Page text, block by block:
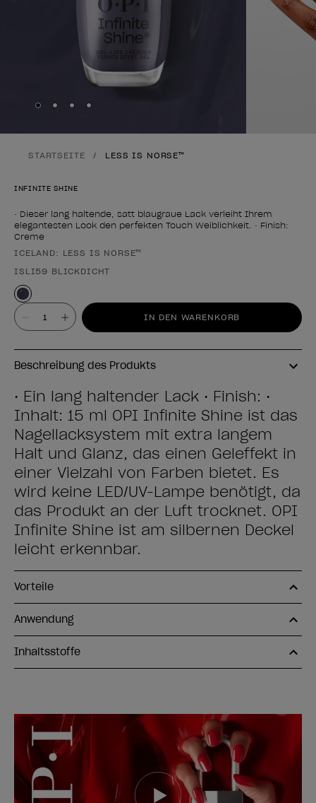
Skip to slide
Skip to slide
Skip to slide
Skip to slide
STARTSEITE LESS IS NORSE™
INFINITE SHINE
• Dieser lang haltende, satt blaugraue Lack verleiht Ihrem
elegantesten Look den perfekten Touch Weiblichkeit. • Finish:
Creme
Form des Produkts
ICELAND: LESS IS NORSE™
ISLI59 BLICKDICHT
Wert IN DEN WARENKORB
Beschreibung des Produkts
• Ein lang haltender Lack • Finish: •
Inhalt: 15 ml OPI Infinite Shine ist das
Nagellacksystem mit extra langem
Halt und Glanz, das einen Geleffekt in
einer Vielzahl von Farben bietet. Es
wird keine LED/UV-Lampe benötigt, da
das Produkt an der Luft trocknet. OPI
Infinite Shine ist am silbernen Deckel
leicht erkennbar.
Vorteile
Anwendung
Inhaltsstoffe